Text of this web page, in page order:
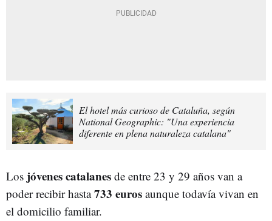
El hotel más curioso de Cataluña, según
National Geographic: "Una experiencia
diferente en plena naturaleza catalana"
Los jóvenes catalanes de entre 23 y 29 años van a
poder recibir hasta733 euros aunque todavía vivan en
el domicilio familiar.